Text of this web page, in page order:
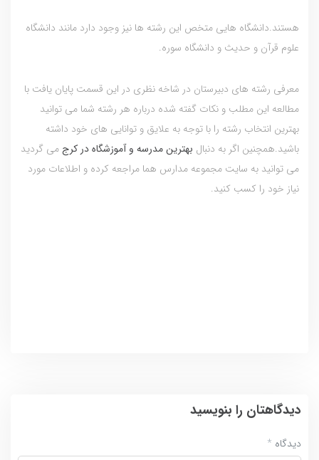
هستند.دانشگاه هایی متخص این رشته ها نیز وجود دارد مانند دانشگاه
علوم قرآن و حدیث و دانشگاه سوره.
معرفی رشته های دبیرستان در شاخه نظری در این قسمت پایان یافت با
مطالعه این مطلب و نکات گفته شده درباره هر رشته شما می توانید
بهترین انتخاب رشته را با توجه به علایق و توانایی های خود داشته
باشید.همچنین اگر به دنبال بهترین مدرسه و آموزشگاه در کرجمی گردید
می توانید به سایت مجموعه مدارس هما مراجعه کرده و اطلاعات مورد
نیاز خود را کسب کنید.
دیدگاهتان را بنویسید
دیدگاه *